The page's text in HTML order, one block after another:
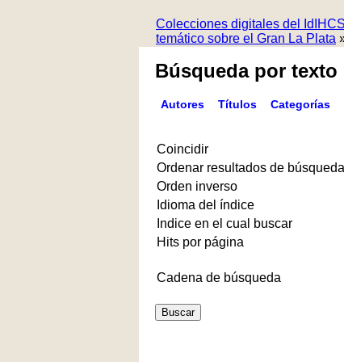
Colecciones digitales del IdIHCS
temático sobre el Gran La Plata
Búsqueda por texto
Autores Títulos Categorías
Coincidir
Ordenar resultados de
Orden inverso
Idioma del índice
Indice en el cual buscar
Hits por página
Cadena de búsqueda